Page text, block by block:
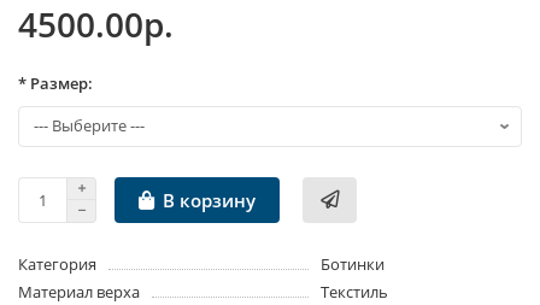
4500.00р.
* Размер:
В корзину
Категория
Ботинки
Материал верха
Текстиль